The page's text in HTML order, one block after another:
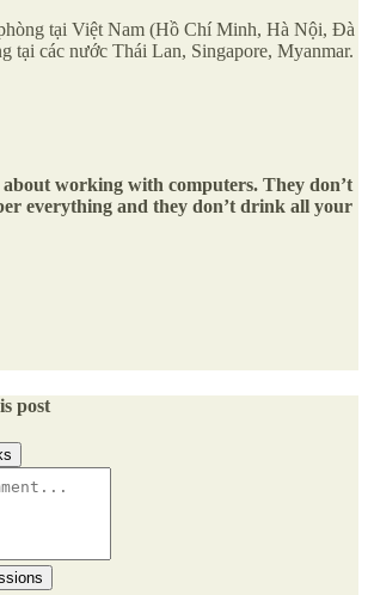
tại Việt Nam (Hồ Chí Minh, Hà Nội, Đà
tại các nước Thái Lan, Singapore, Myanmar.
about working with computers. They don’t
everything and they don’t drink all your
post